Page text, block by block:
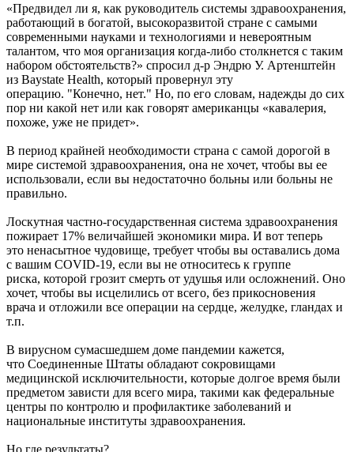
«Предвидел ли я, как руководитель системы здравоохранения,
работающий в богатой, высокоразвитой стране с самыми
современными науками и технологиями и невероятным
талантом, что моя организация когда-либо столкнется с таким
набором обстоятельств?» спросил д-р Эндрю У. Артенштейн
из Baystate Health, который провернул эту
операцию. "Конечно, нет." Но, по его словам, надежды до сих
пор ни какой нет или как говорят американцы «кавалерия,
похоже, уже не придет».
В период крайней необходимости страна с самой дорогой в
мире системой здравоохранения, она не хочет, чтобы вы ее
использовали, если вы недостаточно больны или больны не
правильно.
Лоскутная частно-государственная система здравоохранения
пожирает 17% величайшей экономики мира. И вот теперь
это ненасытное чудовище, требует чтобы вы оставались дома
с вашим COVID-19, если вы не относитесь к группе
риска, которой грозит смерть от удушья или осложнений. Оно
хочет, чтобы вы исцелились от всего, без прикосновения
врача и отложили все операции на сердце, желудке, гландах и
т.п.
В вирусном сумасшедшем доме пандемии кажется,
что Соединенные Штаты обладают сокровищами
медицинской исключительности, которые долгое время были
предметом зависти для всего мира, такими как федеральные
центры по контролю и профилактике заболеваний и
национальные институты здравоохранения.
Но где результаты?